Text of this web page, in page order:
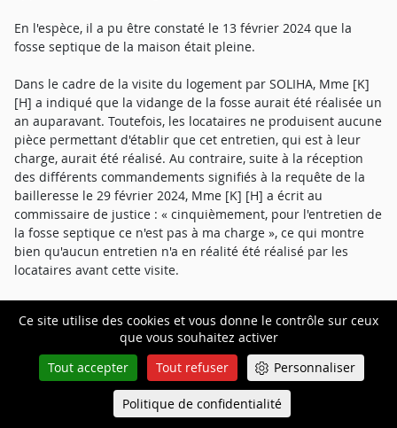
Ce site utilise des cookies et vous donne le contrôle sur ceux
que vous souhaitez activer
Tout accepter
Tout refuser Personnaliser
Politique de confidentialité
En l'espèce, il a pu être constaté le 13 février 2024 que la
fosse septique de la maison était pleine.
Dans le cadre de la visite du logement par SOLIHA, Mme [K]
[H] a indiqué que la vidange de la fosse aurait été réalisée un
an auparavant. Toutefois, les locataires ne produisent aucune
pièce permettant d'établir que cet entretien, qui est à leur
charge, aurait été réalisé. Au contraire, suite à la réception
des différents commandements signifiés à la requête de la
bailleresse le 29 février 2024, Mme [K] [H] a écrit au
commissaire de justice : « cinquièmement, pour l'entretien de
la fosse septique ce n'est pas à ma charge », ce qui montre
bien qu'aucun entretien n'a en réalité été réalisé par les
locataires avant cette visite.
un pompage et nettoyage de la fosse septique, outre un
pompage, nettoyage et curage du puits perdu le 29 octobre
2021.
Par ailleurs, elle a fait réaliser une visite du dispositif
d'assainissement le 18 juin 2024, postérieurement à la visite
Queue-Fair